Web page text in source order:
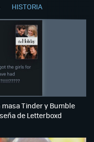
HISTORIA
Tinder y Bumble
de Letterboxd